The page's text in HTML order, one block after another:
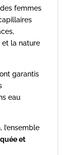
femmes
et la nature
garantis
eau
et